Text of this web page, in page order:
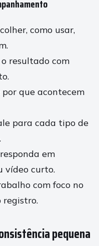
como usar,
resultado com
por que acontecem
para cada tipo de
em
vídeo curto.
com foco no
registro.
pequena